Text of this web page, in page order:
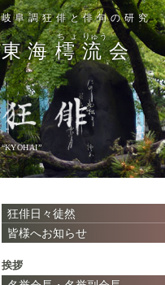
岐阜調狂俳と俳句の研究
東海樗
ちょ
流
りゅう
会
“KYOHAI”
狂俳日々徒然
皆様へお知らせ
挨拶